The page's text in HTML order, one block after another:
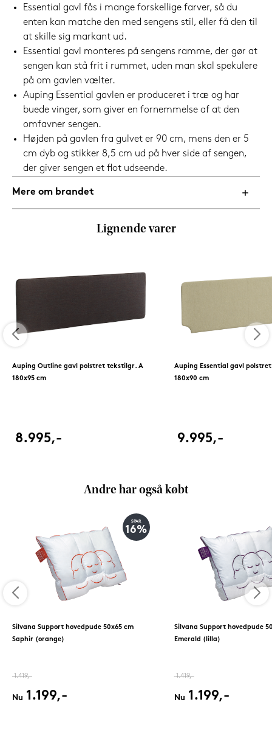
Essential gavl fås i mange forskellige farver, så du
enten kan matche den med sengens stil, eller få den til
at skille sig markant ud.
Essential gavl monteres på sengens ramme, der gør at
sengen kan stå frit i rummet, uden man skal spekulere
på om gavlen vælter.
Auping Essential gavlen er produceret i træ og har
buede vinger, som giver en fornemmelse af at den
omfavner sengen.
Højden på gavlen fra gulvet er 90 cm, mens den er 5
cm dyb og stikker 8,5 cm ud på hver side af sengen,
der giver sengen et flot udseende.
Mere om brandet
Lignende varer
Auping Outline gavl polstret tekstilgr. A
180x95 cm
8.995,-
Auping Essential gavl
180x90 cm
9.995,-
Andre har også købt
SPAR
16%
Silvana Support hovedpude 50x65 cm
Saphir (orange)
1.419,-
Nu 1.199,-
Silvana Support hovedpude
Emerald (lilla)
1.419,-
Nu 1.199,-